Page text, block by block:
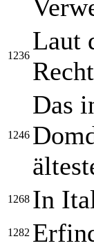
1236
Laut
1246
Das
1268 In
1282